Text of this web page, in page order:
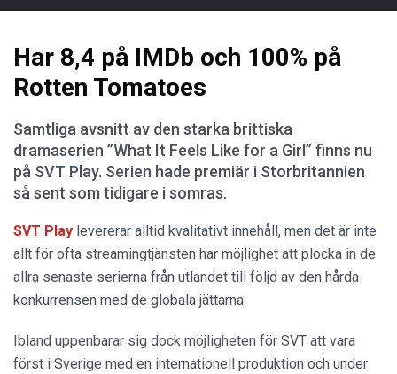
Har 8,4 på IMDb och 100% på
Rotten Tomatoes
Samtliga avsnitt av den starka brittiska
dramaserien ”What It Feels Like for a Girl” finns nu
på SVT Play. Serien hade premiär i Storbritannien
så sent som tidigare i somras.
SVT Play levererar alltid kvalitativt innehåll, men det är inte
allt för ofta streamingtjänsten har möjlighet att plocka in de
allra senaste serierna från utlandet till följd av den hårda
konkurrensen med de globala jättarna.
Ibland uppenbarar sig dock möjligheten för SVT att vara
först i Sverige med en internationell produktion och under